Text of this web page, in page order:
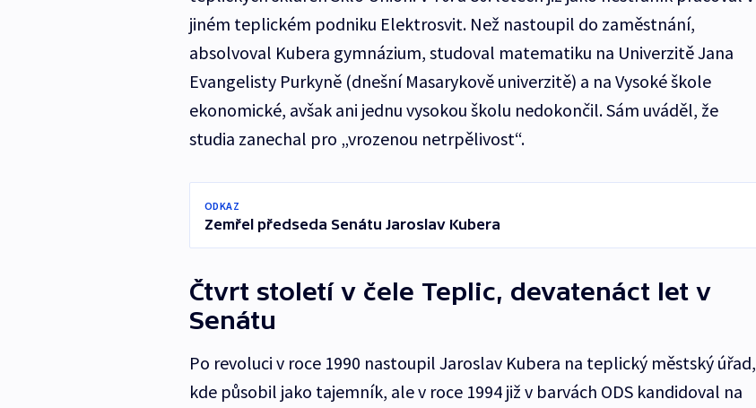
jiném teplickém podniku Elektrosvit. Než nastoupil do zaměstnání,
absolvoval Kubera gymnázium, studoval matematiku na Univerzitě Jana
Evangelisty Purkyně (dnešní Masarykově univerzitě) a na Vysoké škole
ekonomické, avšak ani jednu vysokou školu nedokončil. Sám uváděl, že
studia zanechal pro „vrozenou netrpělivost“.
ODKAZ
Zemřel předseda Senátu Jaroslav Kubera
Čtvrt století v čele Teplic, devatenáct let v
Senátu
Po revoluci v roce 1990 nastoupil Jaroslav Kubera na teplický městský úřad,
kde působil jako tajemník, ale v roce 1994 již v barvách ODS kandidoval na